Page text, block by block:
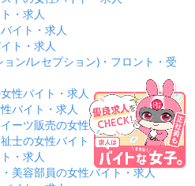
・求人
イト・求人
ト・求人
ン/レセプション)・フロント・受
性バイト・求人
バイト・求人
ーツ販売の女性バイト・求人
士の女性バイト・求人
・求人
美容部員の女性バイト・求人